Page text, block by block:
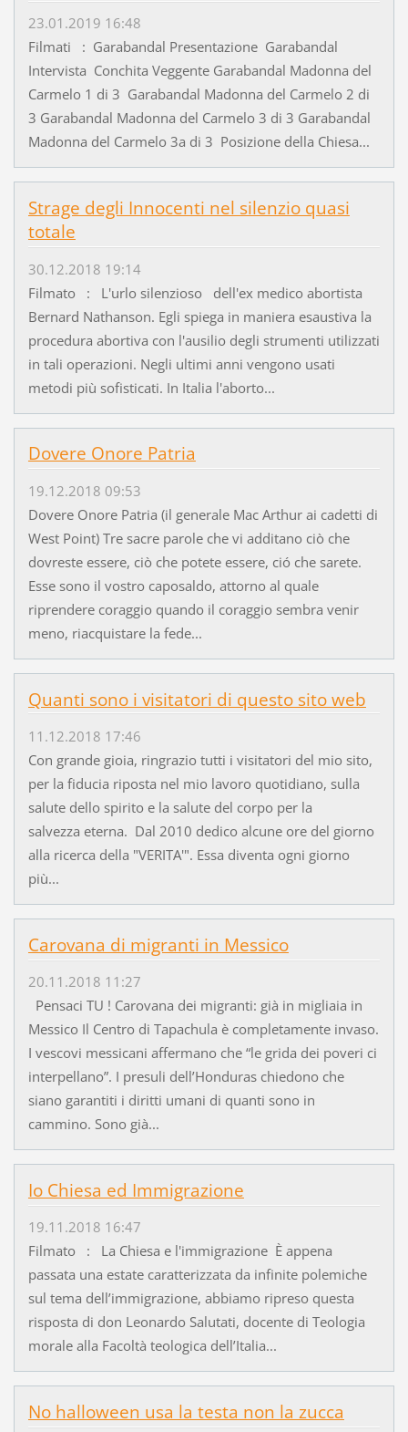
23.01.2019 16:48
Filmati : Garabandal Presentazione Garabandal
Intervista Conchita Veggente Garabandal Madonna del
Carmelo 1 di 3 Garabandal Madonna del Carmelo 2 di
3 Garabandal Madonna del Carmelo 3 di 3 Garabandal
Madonna del Carmelo 3a di 3 Posizione della Chiesa...
Strage degli Innocenti nel silenzio quasi
totale
30.12.2018 19:14
Filmato : L'urlo silenzioso dell'ex medico abortista
Bernard Nathanson. Egli spiega in maniera esaustiva la
procedura abortiva con l'ausilio degli strumenti utilizzati
in tali operazioni. Negli ultimi anni vengono usati
metodi più sofisticati. In Italia l'aborto...
Dovere Onore Patria
19.12.2018 09:53
Dovere Onore Patria (il generale Mac Arthur ai cadetti di
West Point) Tre sacre parole che vi additano ciò che
dovreste essere, ciò che potete essere, ció che sarete.
Esse sono il vostro caposaldo, attorno al quale
riprendere coraggio quando il coraggio sembra venir
meno, riacquistare la fede...
Quanti sono i visitatori di questo sito web
11.12.2018 17:46
Con grande gioia, ringrazio tutti i visitatori del mio sito,
per la fiducia riposta nel mio lavoro quotidiano, sulla
salute dello spirito e la salute del corpo per la
salvezza eterna. Dal 2010 dedico alcune ore del giorno
alla ricerca della "VERITA'". Essa diventa ogni giorno
più...
Carovana di migranti in Messico
20.11.2018 11:27
Pensaci TU ! Carovana dei migranti: già in migliaia in
Messico Il Centro di Tapachula è completamente invaso.
I vescovi messicani affermano che “le grida dei poveri ci
interpellano”. I presuli dell’Honduras chiedono che
siano garantiti i diritti umani di quanti sono in
cammino. Sono già...
Io Chiesa ed Immigrazione
19.11.2018 16:47
Filmato : La Chiesa e l'immigrazione È appena
passata una estate caratterizzata da infinite polemiche
sul tema dell’immigrazione, abbiamo ripreso questa
risposta di don Leonardo Salutati, docente di Teologia
morale alla Facoltà teologica dell’Italia...
No halloween usa la testa non la zucca